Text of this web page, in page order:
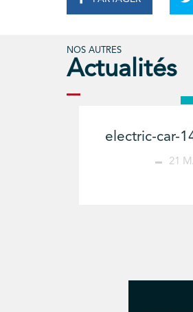
NOS AUTRES
Actualités
electric-car-
21